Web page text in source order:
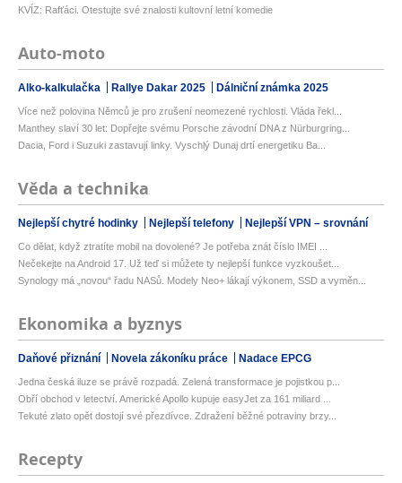
KVÍZ: Rafťáci. Otestujte své znalosti kultovní letní komedie
Auto-moto
Alko-kalkulačka Rallye Dakar 2025 Dálniční známka 2025
Více než polovina Němců je pro zrušení neomezené rychlosti. Vláda řekl...
Manthey slaví 30 let: Dopřejte svému Porsche závodní DNA z Nürburgring...
Dacia, Ford i Suzuki zastavují linky. Vyschlý Dunaj drtí energetiku Ba...
Věda a technika
Nejlepší chytré hodinky Nejlepší telefony Nejlepší VPN – srovnání
Co dělat, když ztratíte mobil na dovolené? Je potřeba znát číslo IMEI ...
Nečekejte na Android 17. Už teď si můžete ty nejlepší funkce vyzkoušet...
Synology má „novou“ řadu NASů. Modely Neo+ lákají výkonem, SSD a vyměn...
Ekonomika a byznys
Daňové přiznání Novela zákoníku práce Nadace EPCG
Jedna česká iluze se právě rozpadá. Zelená transformace je pojistkou p...
Obří obchod v letectví. Americké Apollo kupuje easyJet za 161 miliard ...
Tekuté zlato opět dostojí své přezdívce. Zdražení běžné potraviny brzy...
Recepty